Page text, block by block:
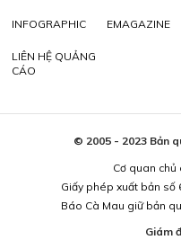
INFOGRAPHIC EMAGAZINE
LIÊN HỆ QUẢNG
CÁO
© 2005 - 2023 Bản
Cơ quan chủ
Giấy phép xuất bản số
Báo Cà Mau giữ bản
Giám